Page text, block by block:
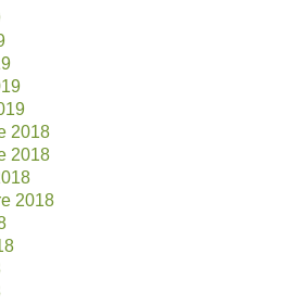
2018
2018
2018